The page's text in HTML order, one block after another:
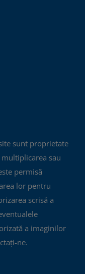
sunt proprietate
sau
permisă
lor pentru
scrisă a
a imaginilor
ne.